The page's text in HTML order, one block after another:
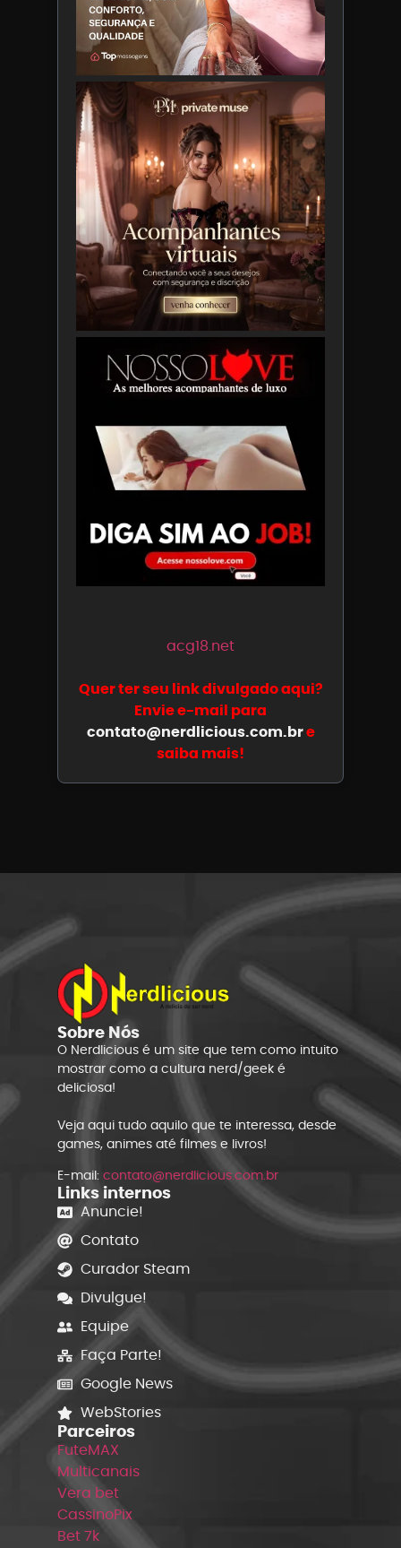
acg18.net
Quer ter seu link divulgado aqui?
Envie e-mail para
contato@nerdlicious.com.bre
saiba mais!
Sobre Nós
O Nerdlicious é um site que tem como intuito
mostrar como a cultura nerd/geek é
deliciosa!
Veja aqui tudo aquilo que te interessa, desde
games, animes até filmes e livros!
E-mail: contato@nerdlicious.com.br
Links internos
Anuncie!
Contato
Curador Steam
Divulgue!
Equipe
Faça Parte!
Google News
WebStories
Parceiros
FuteMAX
Multicanais
Vera bet
CassinoPix
Bet 7k